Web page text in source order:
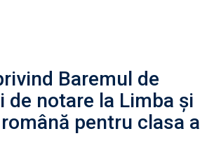
Baremul de
de notare la Limba și
pentru clasa a